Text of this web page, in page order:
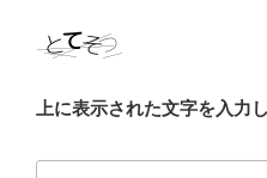
上に表示された文字を入力